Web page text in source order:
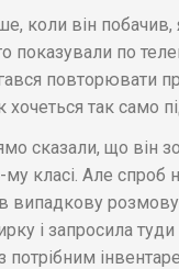
коли він
по
повторювати
так само
сказали, що він
класі. Але спроб
випадкову
і запросила